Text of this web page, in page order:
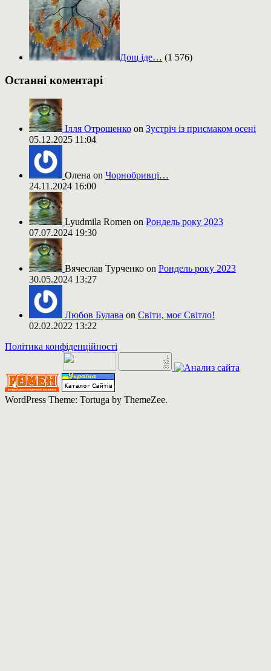
Дощ іде… (1 576)
Останні коментарі
Ілля Отрошенко on Зустріч із присмаком осені
05.12.2025 11:04
Олена on Чорнобривці…
24.11.2024 16:00
Lyudmila Romen on Рондель року 2023
07.07.2024 19:30
Вячеслав Турченко on Рондель року 2023
30.05.2024 13:27
Любов Булава on Світи, моє Світло!
02.02.2022 13:22
Політика конфіденційності
WordPress Theme: Tortuga by ThemeZee.